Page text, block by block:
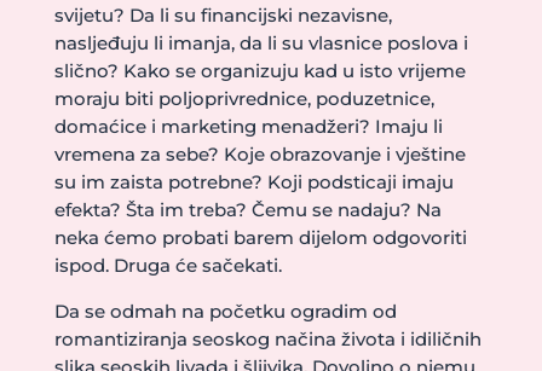
svijetu? Da li su financijski nezavisne,
nasljeđuju li imanja, da li su vlasnice poslova i
slično? Kako se organizuju kad u isto vrijeme
moraju biti poljoprivrednice, poduzetnice,
domaćice i marketing menadžeri? Imaju li
vremena za sebe? Koje obrazovanje i vještine
su im zaista potrebne? Koji podsticaji imaju
efekta? Šta im treba? Čemu se nadaju? Na
neka ćemo probati barem dijelom odgovoriti
ispod. Druga će sačekati.
Da se odmah na početku ogradim od
romantiziranja seoskog načina života i idiličnih